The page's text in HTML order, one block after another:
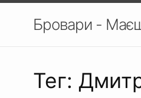
Бровари -
Тег: